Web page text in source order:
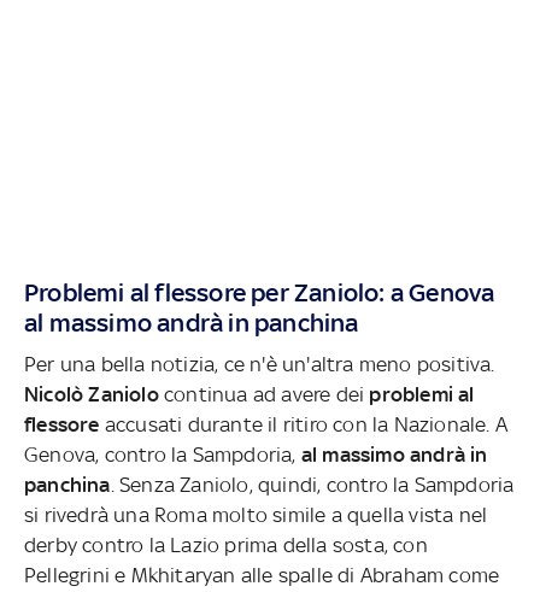
Problemi al flessore per Zaniolo: a Genova
al massimo andrà in panchina
Per una bella notizia, ce n'è un'altra meno positiva.
Nicolò Zaniolocontinua ad avere dei problemi al
flessore accusati durante il ritiro con la Nazionale. A
Genova, contro la Sampdoria, al massimo andrà in
panchina . Senza Zaniolo, quindi, contro la Sampdoria
si rivedrà una Roma molto simile a quella vista nel
derby contro la Lazio prima della sosta, con
Pellegrini e Mkhitaryan alle spalle di Abraham come